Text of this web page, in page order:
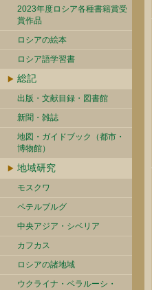
2023年度ロシア各種書籍賞受
賞作品
ロシアの絵本
ロシア語学習書
総記
出版・文献目録・図書館
新聞・雑誌
地図・ガイドブック（都市・
博物館）
地域研究
モスクワ
ペテルブルグ
中央アジア・シベリア
カフカス
ロシアの諸地域
ウクライナ・ベラルーシ・